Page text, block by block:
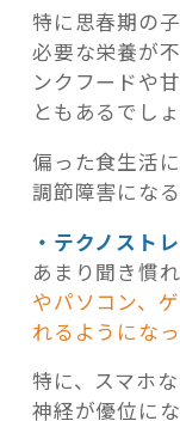
特に思春期の
必要な栄養が
ンクフードや
ともあるでしょ
偏った食生活
調節障害にな
・テクノスト
あまり聞き慣
やパソコン、
れるようにな
特に、スマホ
神経が優位に